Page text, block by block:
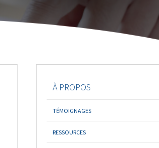
À PROPOS
TÉMOIGNAGES
RESSOURCES